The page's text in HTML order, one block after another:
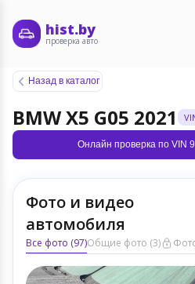
hist.by
проверка авто
Назад в каталог
BMW X5 G05 2021
Онлайн проверка по VIN
Фото и видео
автомобиля
Все фото (97)Общие фото (3)